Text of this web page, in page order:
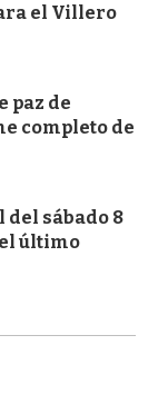
el Villero
paz de
completo de
sábado 8
último